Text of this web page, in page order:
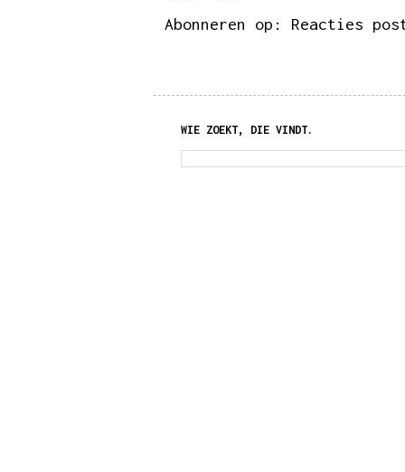
Abonneren op: Reacties
WIE ZOEKT, DIE VINDT.